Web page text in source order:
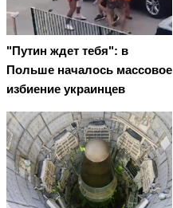
"Путин ждет тебя": в
Польше началось массовое
избиение украинцев